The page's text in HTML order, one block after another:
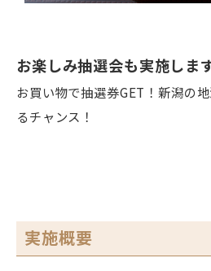
お楽しみ抽選会も実施しま
お買い物で抽選券GET！新潟の
るチャンス！
実施概要